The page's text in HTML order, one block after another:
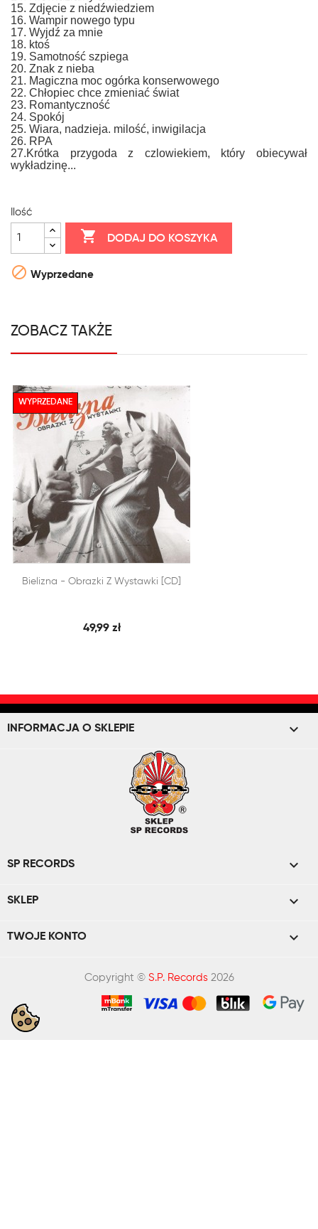
15. Zdjęcie z niedźwiedziem
16. Wampir nowego typu
17. Wyjdź za mnie
18. ktoś
19. Samotność szpiega
20. Znak z nieba
21. Magiczna moc ogórka konserwowego
22. Chłopiec chce zmieniać świat
23. Romantyczność
24. Spokój
25. Wiara, nadzieja. milość, inwigilacja
26. RPA
27.Krótka przygoda z czlowiekiem, który obiecywał
wykładzinę...
Ilość
 DODAJ DO KOSZYKA
 Wyprzedane
ZOBACZ TAKŻE
DODAJ DO KOSZYKASZYBKI PODGLĄD
Bielizna - Obrazki Z Wystawki [CD]
49,99 zł
WYPRZEDANE
INFORMACJA O SKLEPIE keyboard_arrow_down
SP RECORDS 
SKLEP 
TWOJE KONTO 
Copyright © S.P. Records2026